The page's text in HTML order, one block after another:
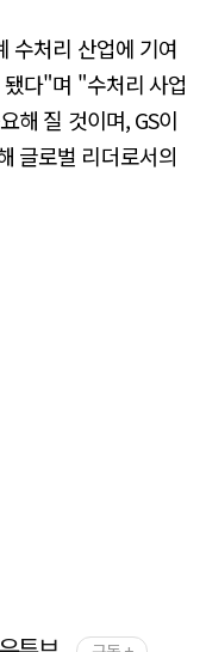
수처리 산업에 기여
다"며 "수처리 사업
해 질 것이며, GS이
글로벌 리더로서의